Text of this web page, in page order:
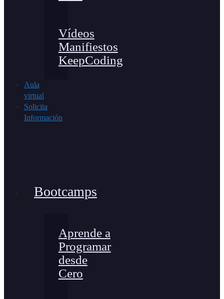
Vídeos
Manifiestos
KeepCoding
Aula
virtual
Solicita
Información
Bootcamps
Aprende a
Programar
desde
Cero